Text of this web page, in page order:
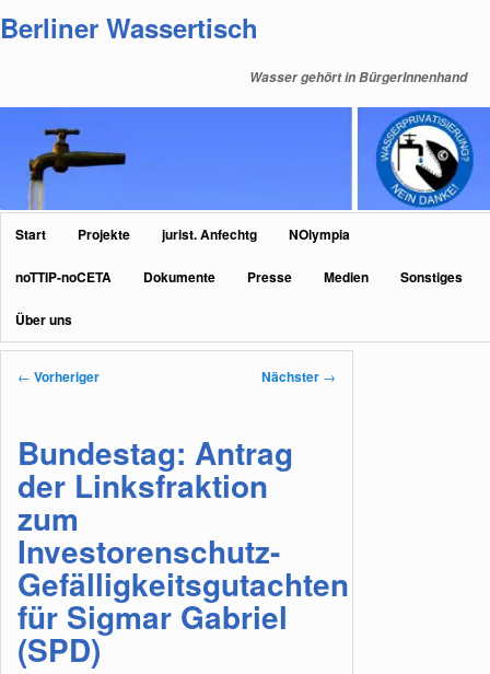
primären
Berliner Wassertisch
Wasser gehört in BürgerInnenhand
Hauptmenü
Start Projekte jurist. Anfechtg NOlympia
noTTIP-noCETA Dokumente Presse Medien Sonstiges
Über uns
Beitragsnavigation
← Vorheriger Nächster →
Bundestag: Antrag
der Linksfraktion
zum
Investorenschutz-
Gefälligkeitsgutachten
für Sigmar Gabriel
(SPD)